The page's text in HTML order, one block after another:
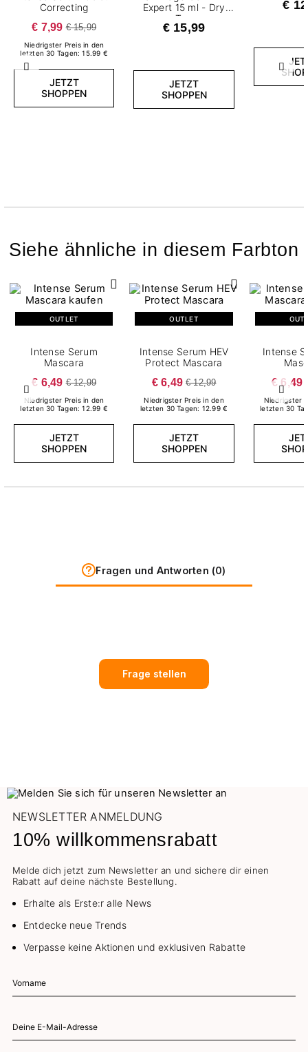
Zurück
Correcting
€ 7,99 € 15,99
Niedrigster Preis in den
letzten 30 Tagen: 15.99 €
JETZT
SHOPPEN
Expert 15 ml - Dry
Top
€ 15,99
JETZT
SHOPPEN
€
Siehe ähnliche in diesem Farbton
Zurück
OUTLET
Intense Serum
Mascara
€ 6,49 € 12,99
Niedrigster Preis in den
letzten 30 Tagen: 12.99 €
JETZT
SHOPPEN
OUTLET
Intense Serum HEV
Protect Mascara
€ 6,49 € 12,99
Niedrigster Preis in den
letzten 30 Tagen: 12.99 €
JETZT
SHOPPEN
Intense
€ 6,49
Niedrigster
letzten 30
Fragen und Antworten (0)
Frage stellen
NEWSLETTER ANMELDUNG
10% willkommensrabatt
Melde dich jetzt zum Newsletter an und sichere dir einen
Rabatt auf deine nächste Bestellung.
Erhalte als Erste:r alle News
Entdecke neue Trends
Verpasse keine Aktionen und exklusiven Rabatte